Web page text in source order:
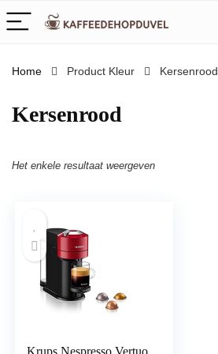
Home Product Kleur ‎Kersenrood
‎Kersenrood
Het enkele resultaat weergeven
Krups Nespresso Vertuo